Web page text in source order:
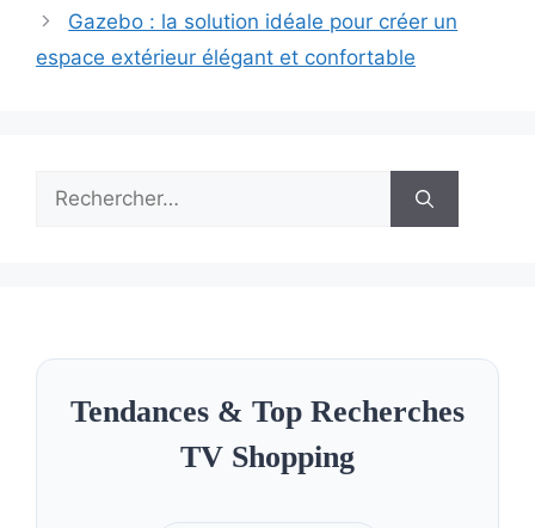
Gazebo : la solution idéale pour créer un
espace extérieur élégant et confortable
Rechercher :
Tendances & Top Recherches
TV Shopping